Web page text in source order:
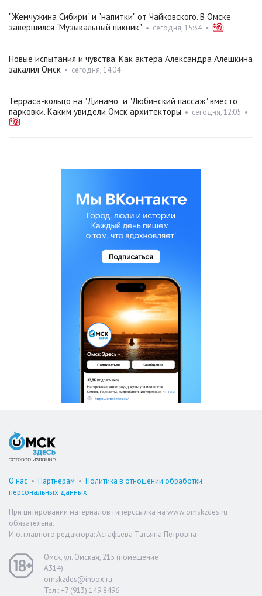
"Жемчужина Сибири" и "напитки" от Чайковского. В Омске
завершился "Музыкальный пикник" • сегодня, 15:34•
Новые испытания и чувства. Как актёра Александра Алёшкина
закалил Омск • сегодня, 14:04
Терраса-кольцо на "Динамо" и "Любинский пассаж" вместо
парковки. Каким увидели Омск архитекторы • сегодня, 12:05 •
О нас • Партнерам • Политика в отношении обработки
персональных данных
При цитировании материалов гиперссылка на www.omskzdes.ru
обязательна.
И.о. главного редактора: Астафьева Татьяна Петровна
Омск, ул. Омская, 215 (помещение
А314)
omskzdes@inbox.ru
Тел.: +7 (913) 149 8496